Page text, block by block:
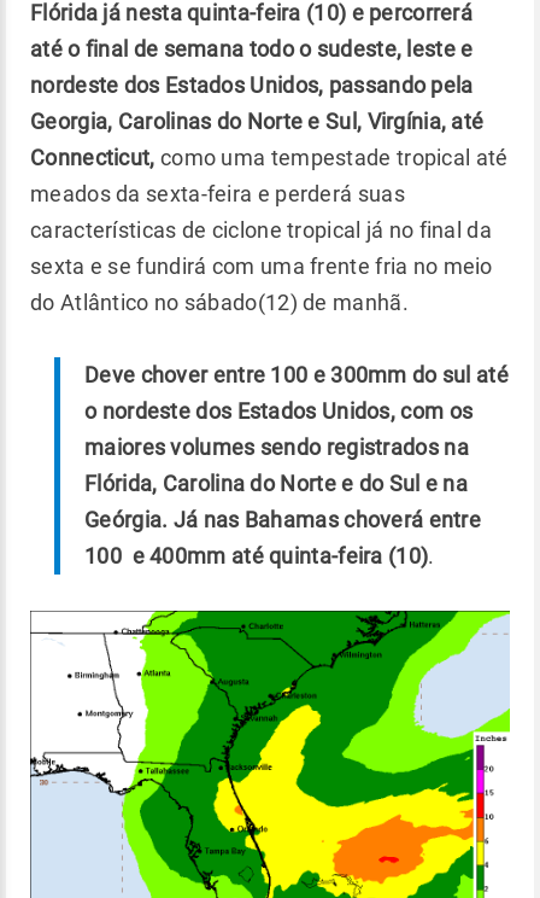
Flórida já nesta quinta-feira (10) e percorrerá
até o final de semana todo o sudeste, leste e
nordeste dos Estados Unidos, passando pela
Georgia, Carolinas do Norte e Sul, Virgínia, até
Connecticut, como uma tempestade tropical até
meados da sexta-feira e perderá suas
características de ciclone tropical já no final da
sexta e se fundirá com uma frente fria no meio
do Atlântico no sábado(12) de manhã.
Deve chover entre 100 e 300mm do sul até
o nordeste dos Estados Unidos, com os
maiores volumes sendo registrados na
Flórida, Carolina do Norte e do Sul e na
Geórgia. Já nas Bahamas choverá entre
100 e 400mm até quinta-feira (10).